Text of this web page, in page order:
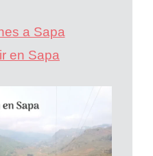
a Sapa
en Sapa